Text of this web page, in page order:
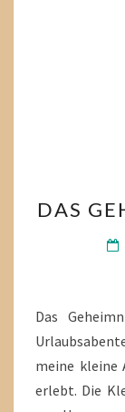
DAS
Das
meine kleine
erlebt. Die